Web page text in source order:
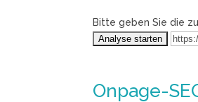
Bitte geben Sie die
Onpage-